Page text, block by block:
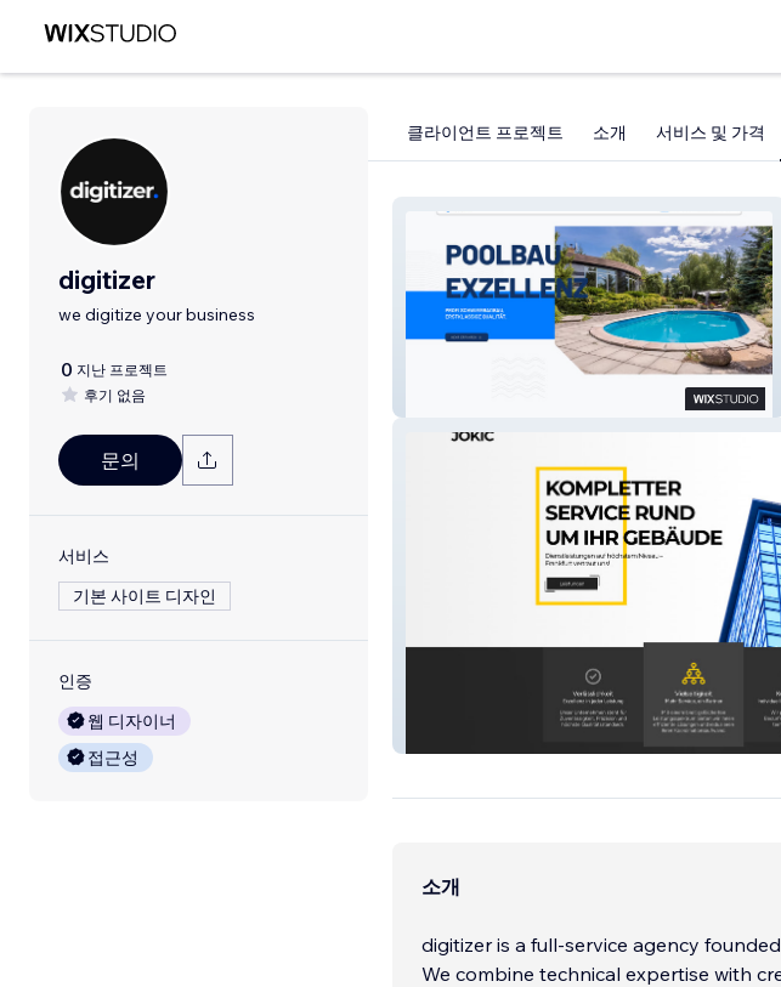
digitizer
we digitize your business
0 지난 프로젝트
후기 없음
문의
서비스
기본 사이트 디자인
인증
웹 디자이너
접근성
클라이언트 프로젝트 소개 서비스 및 가격
소개
digitizer is a full-service agency
We combine technical expertise with